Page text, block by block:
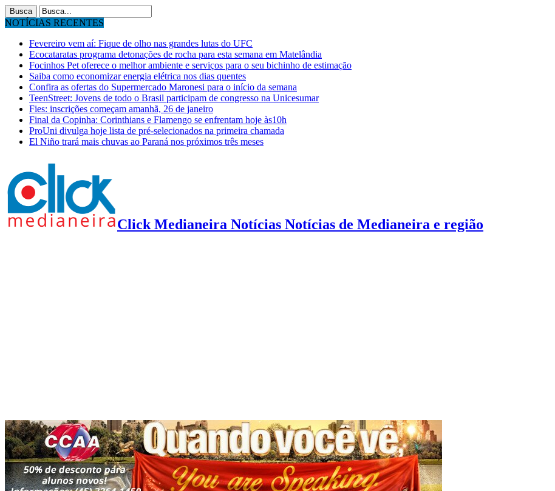
NOTÍCIAS RECENTES
Fevereiro vem aí: Fique de olho nas grandes lutas do UFC
Ecocataratas programa detonações de rocha para esta semana em Matelândia
Focinhos Pet oferece o melhor ambiente e serviços para o seu bichinho de estimação
Saiba como economizar energia elétrica nos dias quentes
Confira as ofertas do Supermercado Maronesi para o início da semana
TeenStreet: Jovens de todo o Brasil participam de congresso na Unicesumar
Fies: inscrições começam amanhã, 26 de janeiro
Final da Copinha: Corinthians e Flamengo se enfrentam hoje às10h
ProUni divulga hoje lista de pré-selecionados na primeira chamada
El Niño trará mais chuvas ao Paraná nos próximos três meses
Click Medianeira Notícias Notícias de Medianeira e região